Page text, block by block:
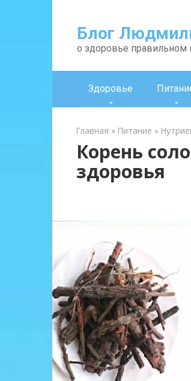
Блог
о здоровье правильном
Здоровье
Главная » Питание »
Корень
здоровья